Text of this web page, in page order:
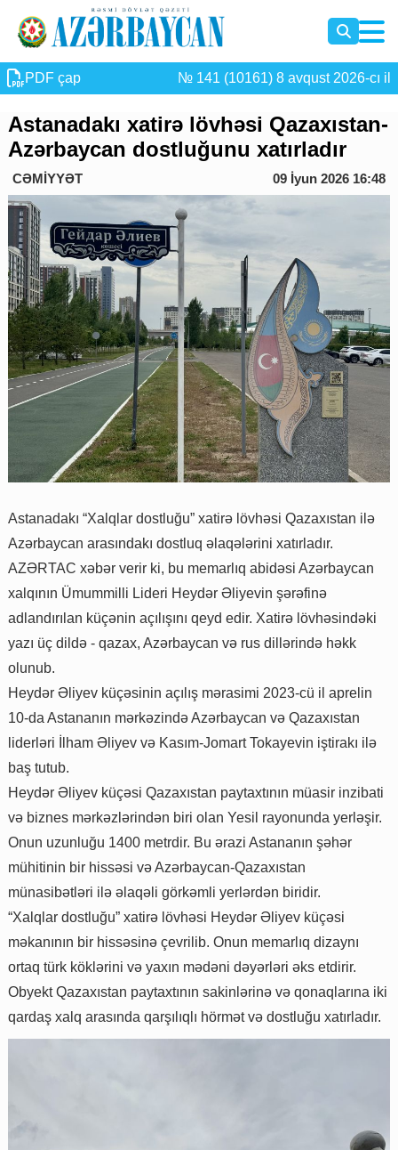
PDF çap № 141 (10161) 8 avqust 2026-cı il
Astanadakı xatirə lövhəsi Qazaxıstan-
Azərbaycan dostluğunu xatırladır
CƏMİYYƏT 09 İyun 2026 16:48
Astanadakı “Xalqlar dostluğu” xatirə lövhəsi Qazaxıstan ilə
Azərbaycan arasındakı dostluq əlaqələrini xatırladır.
AZƏRTAC xəbər verir ki, bu memarlıq abidəsi Azərbaycan
xalqının Ümummilli Lideri Heydər Əliyevin şərəfinə
adlandırılan küçənin açılışını qeyd edir. Xatirə lövhəsindəki
yazı üç dildə - qazax, Azərbaycan və rus dillərində həkk
olunub.
Heydər Əliyev küçəsinin açılış mərasimi 2023-cü il aprelin
10-da Astananın mərkəzində Azərbaycan və Qazaxıstan
liderləri İlham Əliyev və Kasım-Jomart Tokayevin iştirakı ilə
baş tutub.
Heydər Əliyev küçəsi Qazaxıstan paytaxtının müasir inzibati
və biznes mərkəzlərindən biri olan Yesil rayonunda yerləşir.
Onun uzunluğu 1400 metrdir. Bu ərazi Astananın şəhər
mühitinin bir hissəsi və Azərbaycan-Qazaxıstan
münasibətləri ilə əlaqəli görkəmli yerlərdən biridir.
“Xalqlar dostluğu” xatirə lövhəsi Heydər Əliyev küçəsi
məkanının bir hissəsinə çevrilib. Onun memarlıq dizaynı
ortaq türk köklərini və yaxın mədəni dəyərləri əks etdirir.
Obyekt Qazaxıstan paytaxtının sakinlərinə və qonaqlarına iki
qardaş xalq arasında qarşılıqlı hörmət və dostluğu xatırladır.